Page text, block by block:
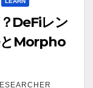
DeFiレン
とMorpho